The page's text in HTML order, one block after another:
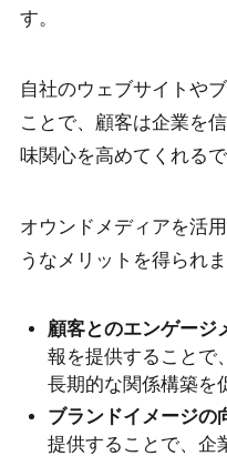
す。
自社のウェブサイトや
ことで、顧客は企業を
味関心を高めてくれるで
オウンドメディアを活
うなメリットを得られま
顧客とのエンゲージ
報を提供することで
長期的な関係構築を
ブランドイメージの
提供することで、企